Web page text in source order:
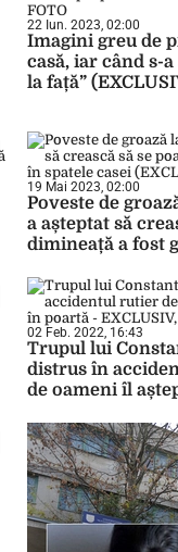
22 Iun. 2023, 02:00
Imagini greu de
casă, iar când s-
la față”
19 Mai 2023, 02:00
Poveste de
a așteptat să
dimineață a fost
02 Feb. 2022, 16:43
Trupul lui
distrus în
de oameni îl